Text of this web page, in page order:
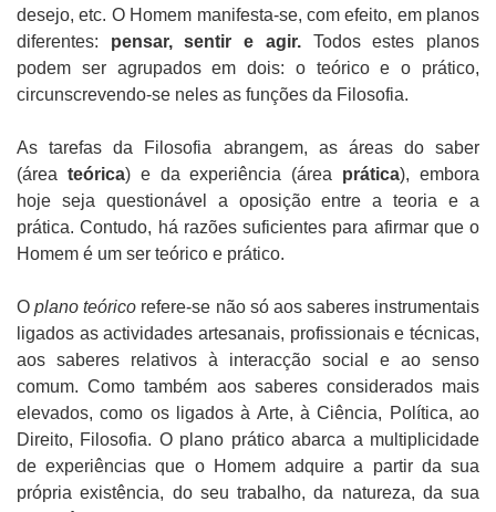
desejo, etc. O Homem manifesta-se, com efeito, em planos
diferentes: pensar, sentir e agir.Todos estes planos
podem ser agrupados em dois: o teórico e o prático,
circunscrevendo-se neles as funções da Filosofia.
As tarefas da Filosofia abrangem, as áreas do saber
(área teórica) e da experiência (área prática), embora
hoje seja questionável a oposição entre a teoria e a
prática. Contudo, há razões suficientes para afirmar que o
Homem é um ser teórico e prático.
Oplano teórico refere-se não só aos saberes instrumentais
ligados as actividades artesanais, profissionais e técnicas,
aos saberes relativos à interacção social e ao senso
comum. Como também aos saberes considerados mais
elevados, como os ligados à Arte, à Ciência, Política, ao
Direito, Filosofia. O plano prático abarca a multiplicidade
de experiências que o Homem adquire a partir da sua
própria existência, do seu trabalho, da natureza, da sua